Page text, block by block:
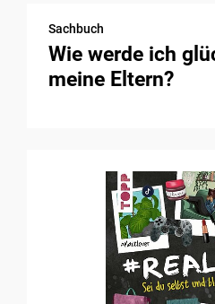
Sachbuch
Wie werde ich
meine Eltern?